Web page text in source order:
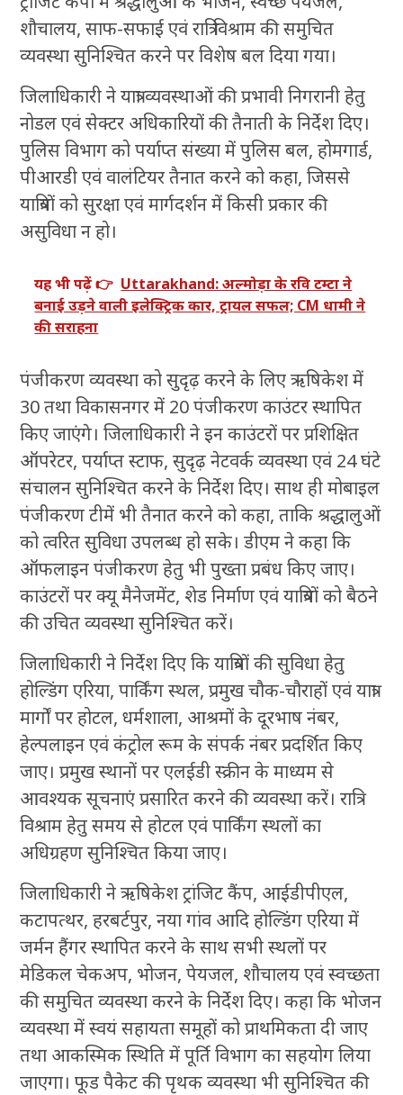
शौचालय, साफ-सफाई एवं रात्रि विश्राम की समुचित
व्यवस्था सुनिश्चित करने पर विशेष बल दिया गया।
जिलाधिकारी ने यात्रा व्यवस्थाओं की प्रभावी निगरानी हेतु
नोडल एवं सेक्टर अधिकारियों की तैनाती के निर्देश दिए।
पुलिस विभाग को पर्याप्त संख्या में पुलिस बल, होमगार्ड,
पीआरडी एवं वालंटियर तैनात करने को कहा, जिससे
यात्रियों को सुरक्षा एवं मार्गदर्शन में किसी प्रकार की
असुविधा न हो।
यह भी पढ़ें 👉 Uttarakhand: अल्मोड़ा के रवि टम्टा ने
बनाई उड़ने वाली इलेक्ट्रिक कार, ट्रायल सफल; CM धामी ने
की सराहना
पंजीकरण व्यवस्था को सुदृढ़ करने के लिए ऋषिकेश में
30 तथा विकासनगर में 20 पंजीकरण काउंटर स्थापित
किए जाएंगे। जिलाधिकारी ने इन काउंटरों पर प्रशिक्षित
ऑपरेटर, पर्याप्त स्टाफ, सुदृढ़ नेटवर्क व्यवस्था एवं 24 घंटे
संचालन सुनिश्चित करने के निर्देश दिए। साथ ही मोबाइल
पंजीकरण टीमें भी तैनात करने को कहा, ताकि श्रद्धालुओं
को त्वरित सुविधा उपलब्ध हो सके। डीएम ने कहा कि
ऑफलाइन पंजीकरण हेतु भी पुख्ता प्रबंध किए जाए।
काउंटरों पर क्यू मैनेजमेंट, शेड निर्माण एवं यात्रियों को बैठने
की उचित व्यवस्था सुनिश्चित करें।
जिलाधिकारी ने निर्देश दिए कि यात्रियों की सुविधा हेतु
होल्डिंग एरिया, पार्किंग स्थल, प्रमुख चौक-चौराहों एवं यात्रा
मार्गों पर होटल, धर्मशाला, आश्रमों के दूरभाष नंबर,
हेल्पलाइन एवं कंट्रोल रूम के संपर्क नंबर प्रदर्शित किए
जाए। प्रमुख स्थानों पर एलईडी स्क्रीन के माध्यम से
आवश्यक सूचनाएं प्रसारित करने की व्यवस्था करें। रात्रि
विश्राम हेतु समय से होटल एवं पार्किंग स्थलों का
अधिग्रहण सुनिश्चित किया जाए।
जिलाधिकारी ने ऋषिकेश ट्रांजिट कैंप, आईडीपीएल,
कटापत्थर, हरबर्टपुर, नया गांव आदि होल्डिंग एरिया में
जर्मन हैंगर स्थापित करने के साथ सभी स्थलों पर
मेडिकल चेकअप, भोजन, पेयजल, शौचालय एवं स्वच्छता
की समुचित व्यवस्था करने के निर्देश दिए। कहा कि भोजन
व्यवस्था में स्वयं सहायता समूहों को प्राथमिकता दी जाए
तथा आकस्मिक स्थिति में पूर्ति विभाग का सहयोग लिया
जाएगा। फूड पैकेट की पृथक व्यवस्था भी सुनिश्चित की